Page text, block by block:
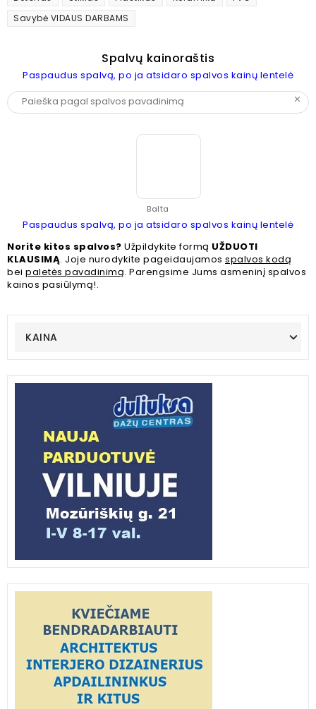
KAINA
Savybė VIDAUS DARBAMS
Spalvų kainoraštis
Paspaudus spalvą, po ja atsidaro spalvos kainų lentelė
clear
Balta
Paspaudus spalvą, po ja atsidaro spalvos kainų lentelė
Norite kitos spalvos? Užpildykite formą UŽDUOTI
KLAUSIMĄ. Joje nurodykite pageidaujamos spalvos kodą
bei paletės pavadinimą. Parengsime Jums asmeninį spalvos
kainos pasiūlymą!.